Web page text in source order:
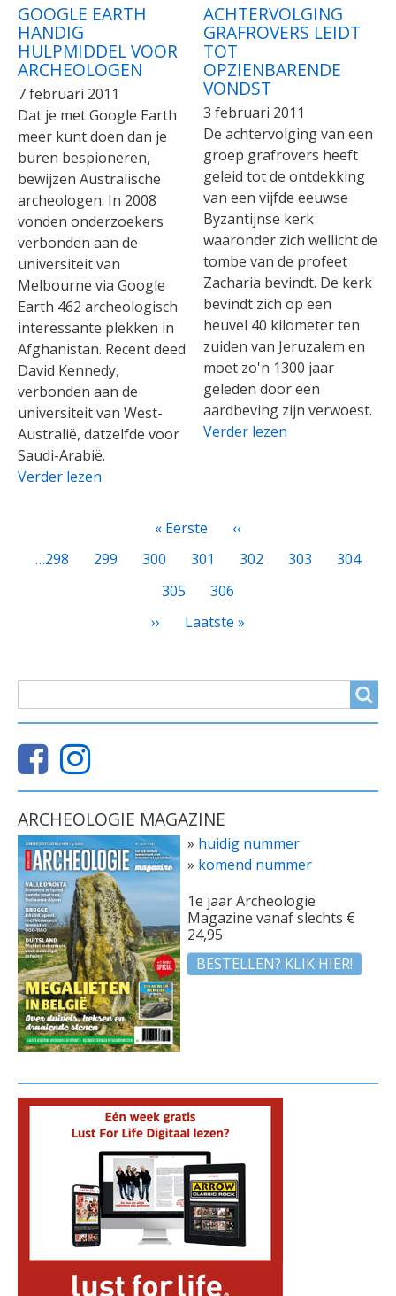
GOOGLE EARTH
HANDIG
HULPMIDDEL VOOR
ARCHEOLOGEN
7 februari 2011
Dat je met Google Earth
meer kunt doen dan je
buren bespioneren,
bewijzen Australische
archeologen. In 2008
vonden onderzoekers
verbonden aan de
universiteit van
Melbourne via Google
Earth 462 archeologisch
interessante plekken in
Afghanistan. Recent deed
David Kennedy,
verbonden aan de
universiteit van West-
Australië, datzelfde voor
Saudi-Arabië.
Verder lezen
ACHTERVOLGING
GRAFROVERS LEIDT
TOT
OPZIENBARENDE
VONDST
3 februari 2011
De achtervolging van een
groep grafrovers heeft
geleid tot de ontdekking
van een vijfde eeuwse
Byzantijnse kerk
waaronder zich wellicht de
tombe van de profeet
Zacharia bevindt. De kerk
bevindt zich op een
heuvel 40 kilometer ten
zuiden van Jeruzalem en
moet zo'n 1300 jaar
geleden door een
aardbeving zijn verwoest.
Verder lezen
Eerste
pagina
« Eerste
Vorige
pagina
‹‹
Page
…298 Page
299 Page
300 Page
301
Huidige
302 Page
303 Page
304
Page
305 Page
306
Volgende
››
Laatste
Laatste »
ARCHEOLOGIE MAGAZINE
» huidig nummer
» komend nummer
1e jaar Archeologie
Magazine vanaf slechts €
24,95
BESTELLEN? KLIK HIER!